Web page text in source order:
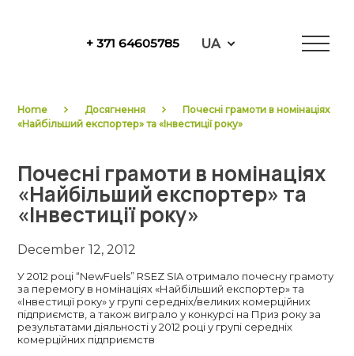
+ 371 64605785 UA
Home Досягнення
Почесні грамоти в номінаціях
«Найбільший експортер» та «Інвестиції року»
Почесні грамоти в номінаціях
«Найбільший експортер» та
«Інвестиції року»
December 12, 2012
У 2012 році “NewFuels” RSEZ SIA отримало почесну грамоту
за перемогу в номінаціях «Найбільший експортер» та
«Інвестиції року» у групі середніх/великих комерційних
підприємств, а також виграло у конкурсі на Приз року за
результатами діяльності у 2012 році у групі середніх
комерційних підприємств